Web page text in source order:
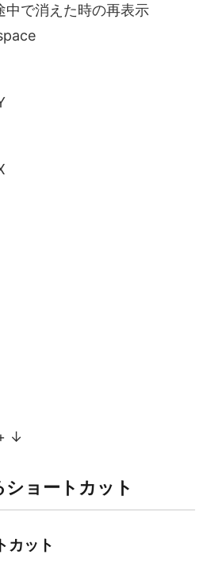
中で消えた時の再表示
↓
ョートカット
カット